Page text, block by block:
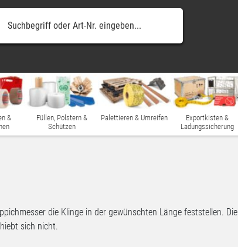
&
Füllen, Polstern &
Schützen
Palettieren & Umreifen
Exportkisten &
Ladungssicherung
die Klinge in der gewünschten Länge feststellen. Die
sich nicht.